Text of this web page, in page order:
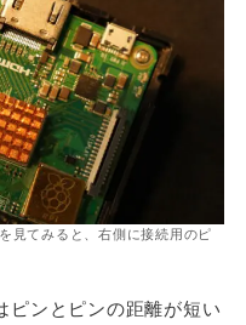
見てみると、右側に接続用のピ
ピンとピンの距離が短い